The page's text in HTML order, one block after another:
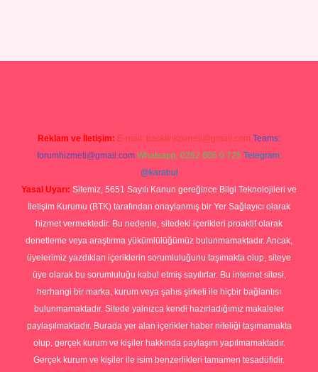
Reklam ve İletişim: E-mail: backlinkpaneli@gmail.com Teams:
forumhizmeti@gmail.com Whatsapp: 0262 606 0 726 Telegram:
@karabul
Yasal Uyarı: Sitemiz, 5651 Sayılı Kanun gereğince Bilgi Teknolojileri ve
İletişim Kurumu (BTK) tarafından onaylanmış bir Yer Sağlayıcı olarak
hizmet vermektedir. Bu nedenle, sitedeki içerikleri proaktif olarak
denetleme veya araştırma yükümlülüğümüz bulunmamaktadır. Ancak,
üyelerimiz yazdıkları içeriklerin sorumluluğunu taşımakta olup, siteye
üye olarak bu sorumluluğu kabul etmiş sayılırlar. Bu internet sitesi,
herhangi bir marka, kurum veya şahıs şirketi ile hiçbir bağlantısı
bulunmamaktadır. Sitede yalnızca kendi hazırladığımız makaleler
paylaşılmaktadır. Burada yer alan içerikler haber niteliği taşımamakta
olup, gerçek kurum ve kişiler hakkında paylaşım yapılmamaktadır.
Gerçek kurum ve kişiler ile isim benzerlikleri tamamen tesadüfidir.